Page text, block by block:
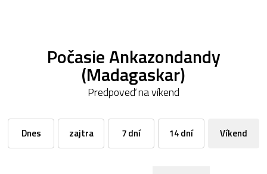
Počasie Ankazondandy
(Madagaskar)
Predpoveď na víkend
Dnes zajtra 7 dní 14 dní Víkend